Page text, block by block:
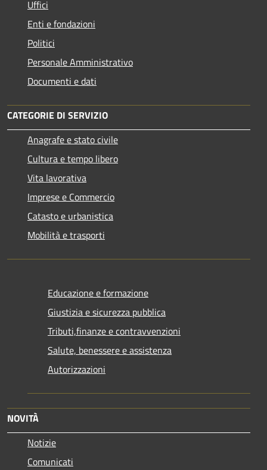
Uffici
Enti e fondazioni
Politici
Personale Amministrativo
Documenti e dati
CATEGORIE DI SERVIZIO
Anagrafe e stato civile
Cultura e tempo libero
Vita lavorativa
Imprese e Commercio
Catasto e urbanistica
Mobilità e trasporti
Educazione e formazione
Giustizia e sicurezza pubblica
Tributi,finanze e contravvenzioni
Salute, benessere e assistenza
Autorizzazioni
NOVITÀ
Notizie
Comunicati